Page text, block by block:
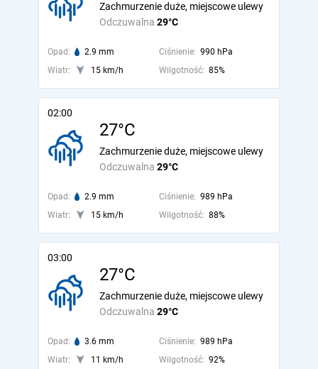
Odczuwalna 29°C
Zachmurzenie duże, miejscowe ulewy
Opad: 2.9 mm Ciśnienie: 990 hPa
Wiatr:
15 km/h Wilgotność: 85%
02:00
27°C
Odczuwalna 29°C
Zachmurzenie duże, miejscowe ulewy
Opad: 2.9 mm Ciśnienie: 989 hPa
Wiatr:
15 km/h Wilgotność: 88%
03:00
27°C
Odczuwalna 29°C
Zachmurzenie duże, miejscowe ulewy
Opad: 3.6 mm Ciśnienie: 989 hPa
Wiatr:
11 km/h Wilgotność: 92%